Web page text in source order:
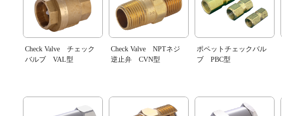
Check Valve チェック
バルブ VAL型
Check Valve NPTネジ
逆止弁 CVN型
ポペットチェックバル
ブ PBC型